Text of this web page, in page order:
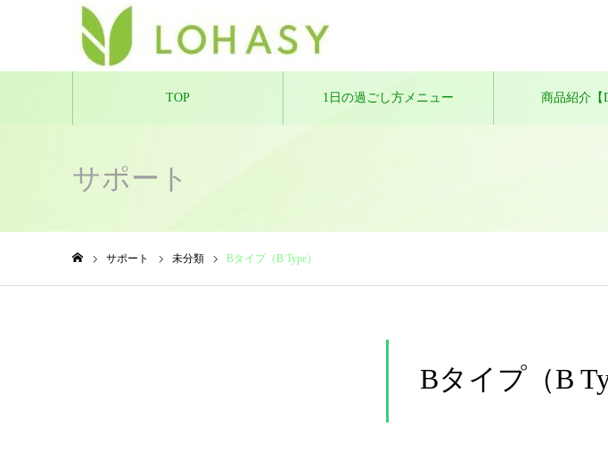
TOP 1日の過ごし方メニュー 商品紹介【
サポート
サポート 未分類 Bタイプ（B Type）
Bタイプ（B